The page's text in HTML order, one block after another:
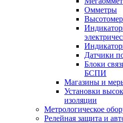
Омметры
Датчики
Блоки
БСПИ
Магазины и
Установки
изоляции
Метрологическое
Релейная защита и